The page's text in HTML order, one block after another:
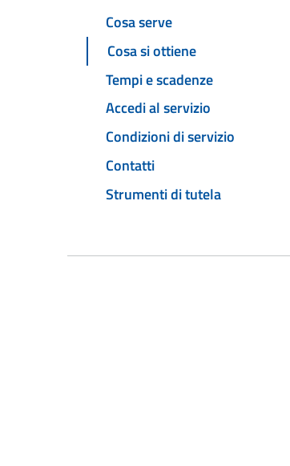
Cosa serve
Cosa si ottiene
Tempi e scadenze
Accedi al servizio
Condizioni di servizio
Contatti
Strumenti di tutela